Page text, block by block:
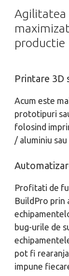
Agilitatea
productie
Printare 3D
Acum este
prototipuri
folosind
/ aluminiu
Profitati de
BuildPro prin
bug-urile de
pot fi
impune